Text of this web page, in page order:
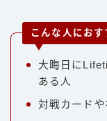
グラップリン
選手
朝倉未来
こんな人におす
大晦日に
ある人
対戦カード